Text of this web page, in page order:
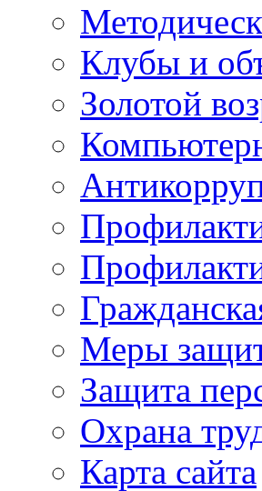
Клубы и
Золотой
Меры
Защита
Охрана
Карта сайта